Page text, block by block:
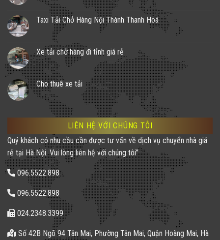
Taxi Tải Chở Hàng Nội Thành Thanh Hoá
Xe tải chở hàng đi tỉnh giá rẻ
Cho thuê xe tải
LIÊN HỆ VỚI CHÚNG TÔI
Quý khách có nhu cầu cần được tư vấn về dịch vụ chuyển nhà giá
rẻ tại Hà Nội. Vui lòng liên hệ với chúng tôi”
096.5522.898
096.5522.898
024.2348.3399
Số 42B Ngõ 94 Tân Mai, Phường Tân Mai, Quận Hoàng Mai, Hà